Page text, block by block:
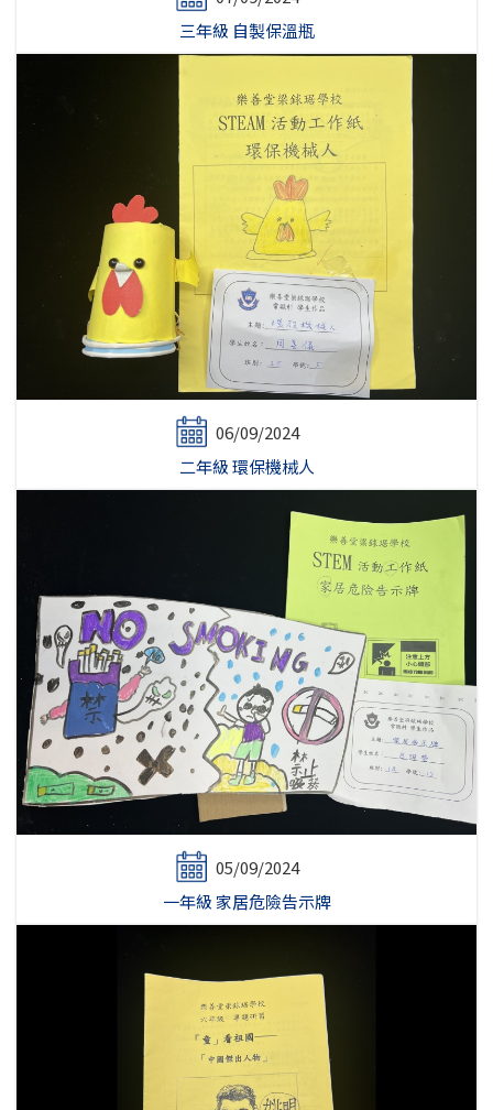
三年級 自製保溫瓶
06/09/2024
二年級 環保機械人
05/09/2024
一年級 家居危險告示牌